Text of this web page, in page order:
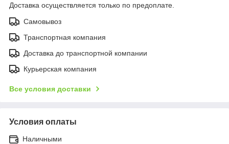
Доставка осуществляется только по предоплате.
Самовывоз
Транспортная компания
Доставка до транспортной компании
Курьерская компания
Все условия доставки
Условия оплаты
Наличными